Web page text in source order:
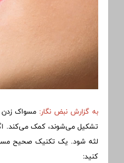
به گزارشنبض نگار: مسواک زدن
تشکیل می‌شوند، کمک می‌کند.
لثه شود. یک تکنیک صحیح
کنید: